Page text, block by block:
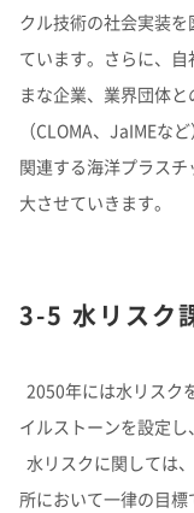
クル技術の社会実装
ています。さらに、
まな企業、業界団体
（CLOMA、JaIMEな
関連する海洋プラス
大させていきます。
3-5 水リスク
2050年には水リスク
イルストーンを設定し
水リスクに関しては
所において一律の目